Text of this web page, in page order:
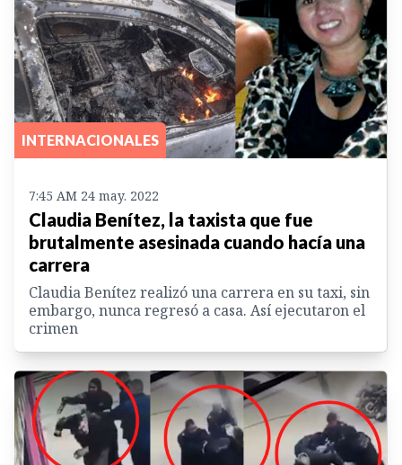
INTERNACIONALES
7:45 AM 24 may. 2022
Claudia Benítez, la taxista que fue
brutalmente asesinada cuando hacía una
carrera
Claudia Benítez realizó una carrera en su taxi, sin
embargo, nunca regresó a casa. Así ejecutaron el
crimen